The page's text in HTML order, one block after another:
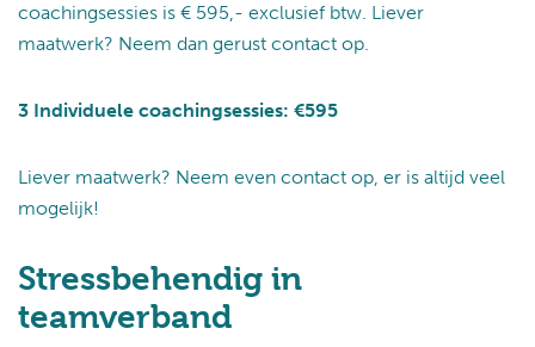
coachingsessies is € 595,- exclusief btw. Liever
maatwerk? Neem dan gerust contact op.
3 Individuele coachingsessies: €595
Liever maatwerk? Neem even contact op, er is altijd veel
mogelijk!
Stressbehendig in
teamverband